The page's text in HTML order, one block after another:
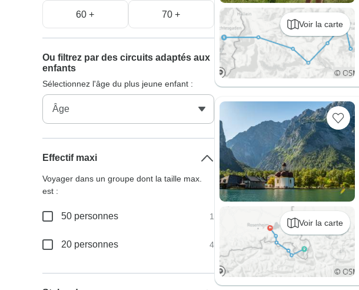
Voir la carte
Voir la carte
60 + 70 +
Ou filtrez par des circuits adaptés aux
enfants
Sélectionnez l'âge du plus jeune enfant :
Effectif maxi
Voyager dans un groupe dont la taille max.
est :
50 personnes 1
20 personnes 4